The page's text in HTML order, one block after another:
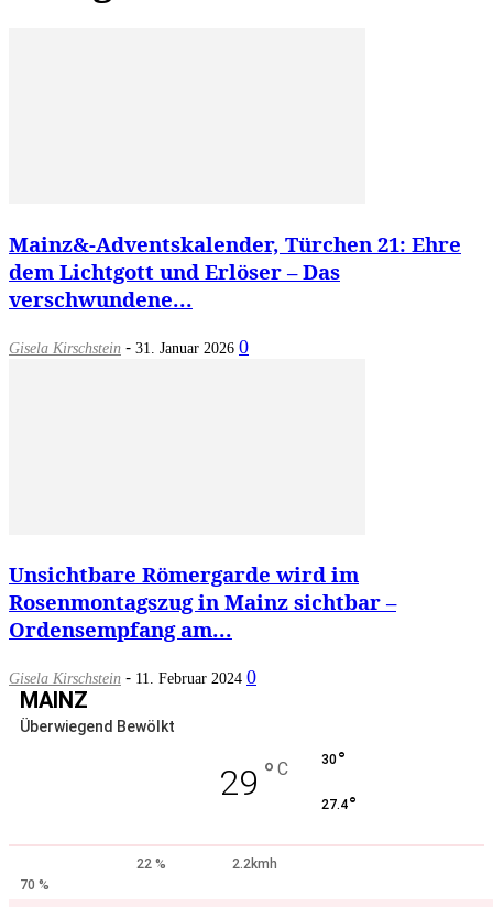
Mainz&-Adventskalender, Türchen 21: Ehre
dem Lichtgott und Erlöser – Das
verschwundene...
Gisela Kirschstein - 31. Januar 2026 0
Unsichtbare Römergarde wird im
Rosenmontagszug in Mainz sichtbar –
Ordensempfang am...
Gisela Kirschstein - 11. Februar 2024 0
MAINZ
Überwiegend Bewölkt
29 ° C 30°
27.4°
22 %
2.2kmh
70 %